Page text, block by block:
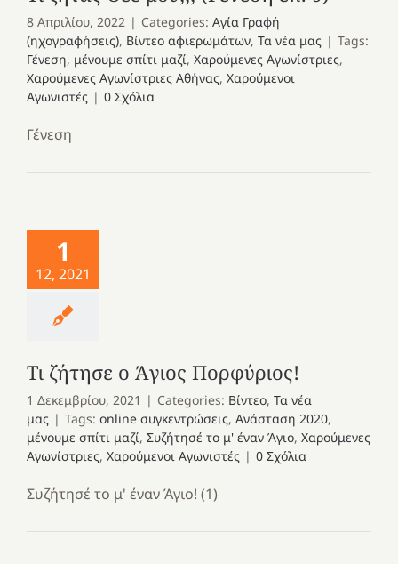
8 Απριλίου, 2022 | Categories: Αγία Γραφή
(ηχογραφήσεις), Βίντεο αφιερωμάτων, Τα νέα μας | Tags:
Γένεση, μένουμε σπίτι μαζί, Χαρούμενες Αγωνίστριες,
Χαρούμενες Αγωνίστριες Αθήνας, Χαρούμενοι
Αγωνιστές | 0 Σχόλια
Γένεση
1
12, 2021
Τι ζήτησε ο Άγιος Πορφύριος!
1 Δεκεμβρίου, 2021 | Categories: Βίντεο, Τα νέα
μας | Tags: online συγκεντρώσεις, Ανάσταση 2020,
μένουμε σπίτι μαζί, Συζήτησέ το μ' έναν Άγιο, Χαρούμενες
Αγωνίστριες, Χαρούμενοι Αγωνιστές | 0 Σχόλια
Συζήτησέ το μ' έναν Άγιο! (1)